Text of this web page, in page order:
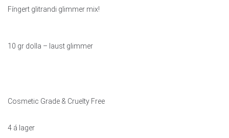
Fíngert glitrandi glimmer mix!
10 gr dolla – laust glimmer
Cosmetic Grade & Cruelty Free
4 á lager